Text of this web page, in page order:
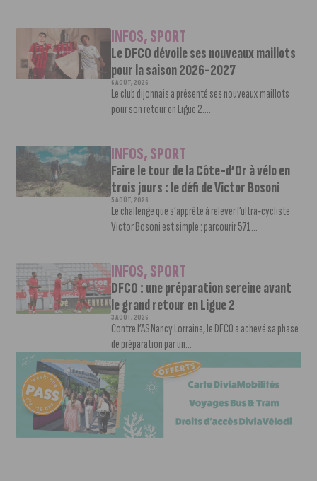
INFOS,SPORT
Le DFCO dévoile ses nouveaux maillots
pour la saison 2026-2027
6 AOÛT, 2026
Le club dijonnais a présenté ses nouveaux maillots
pour son retour en Ligue 2....
INFOS,SPORT
Faire le tour de la Côte-d’Or à vélo en
trois jours : le défi de Victor Bosoni
5 AOÛT, 2026
Le challenge que s’apprête à relever l’ultra-cycliste
Victor Bosoni est simple : parcourir 571...
INFOS,SPORT
DFCO : une préparation sereine avant
le grand retour en Ligue 2
3 AOÛT, 2026
Contre l’AS Nancy Lorraine, le DFCO a achevé sa phase
de préparation par un...